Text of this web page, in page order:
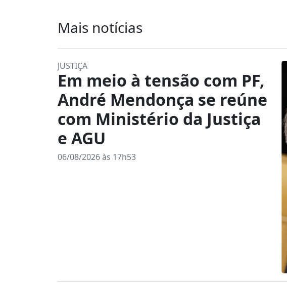
Mais notícias
JUSTIÇA
Em meio à tensão com PF,
André Mendonça se reúne
com Ministério da Justiça
e AGU
06/08/2026 às 17h53